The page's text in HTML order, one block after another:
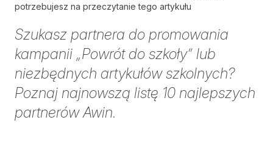
potrzebujesz na przeczytanie tego artykułu
Szukasz partnera do promowania
kampanii „Powrót do szkoły” lub
niezbędnych artykułów szkolnych?
Poznaj najnowszą listę 10 najlepszych
partnerów Awin.